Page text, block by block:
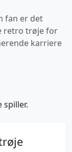
fan er det
retro trøje for
karriere